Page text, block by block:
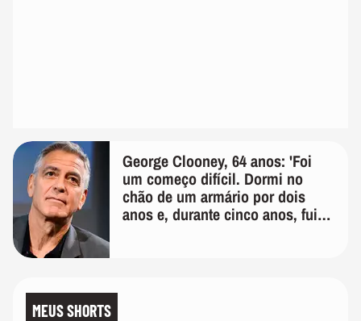
George Clooney, 64 anos: 'Foi
um começo difícil. Dormi no
chão de um armário por dois
anos e, durante cinco anos, fui
MEUS SHORTS